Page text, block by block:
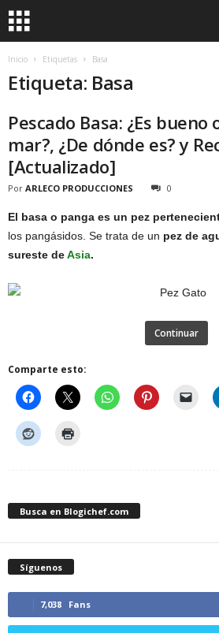
Inicio Etiquetas Basa
Etiqueta: Basa
Pescado Basa: ¿Es bueno
mar?, ¿De dónde es? y
[Actualizado]
Por ARLECO PRODUCCIONES 0
El basa o panga es un pez
los pangásidos. Se trata de un pez de
sureste deAsia.
Continuar
Comparte esto:
Busca en Blogichef.com
Síguenos
7,038 Fans